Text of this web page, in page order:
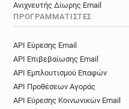
Ανιχνευτής Δίωρης Email
ΠΡΟΓΡΑΜΜΑΤΙΣΤΈΣ
API Εύρεσης Email
API Επιβεβαίωσης Email
API Εμπλουτισμού Επαφών
API Προθέσεων Αγοράς
API Εύρεσης Κοινωνικών Email